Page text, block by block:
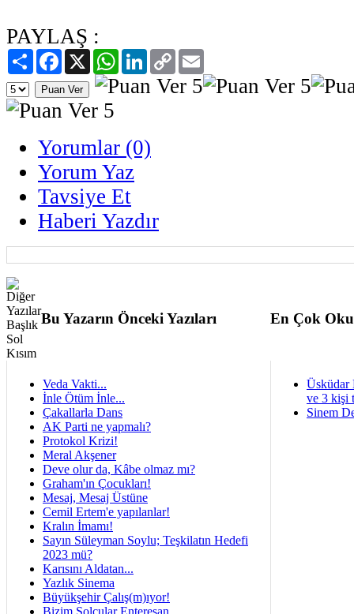
PAYLAŞ :
PaylaşFacebook
X WhatsAppLinkedIn
Copy
Link
Yorumlar (0)
Yorum Yaz
Tavsiye Et
Haberi Yazdır
Bu Yazarın Önceki Yazıları En Çok
Veda Vakti...
İnle Ötüm İnle...
Çakallarla Dans
AK Parti ne yapmalı?
Protokol Krizi!
Meral Akşener
Deve olur da, Kâbe olmaz mı?
Graham'ın Çocukları!
Mesaj, Mesaj Üstüne
Cemil Ertem'e yapılanlar!
Kralın İmamı!
Sayın Süleyman Soylu; Teşkilatın Hedefi
2023 mü?
Karısını Aldatan...
Yazlık Sinema
Büyükşehir Çalış(m)ıyor!
Bizim Solcular Enteresan
Üsküdar
ve 3 kişi
Sinem